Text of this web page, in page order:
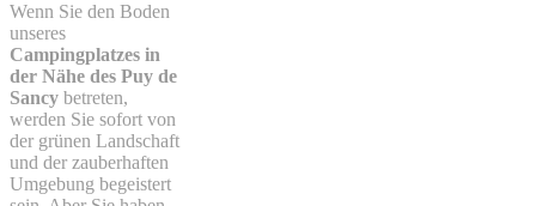
Wenn Sie den Boden
unseres
Campingplatzes in
der Nähe des Puy de
Sancy betreten,
werden Sie sofort von
der grünen Landschaft
und der zauberhaften
Umgebung begeistert